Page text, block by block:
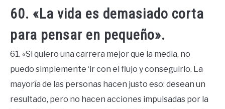
60. «La vida es demasiado corta
para pensar en pequeño».
61. «Si quiero una carrera mejor que la media, no
puedo simplemente ‘ir con el flujo y conseguirlo. La
mayoría de las personas hacen justo eso: desean un
resultado, pero no hacen acciones impulsadas por la